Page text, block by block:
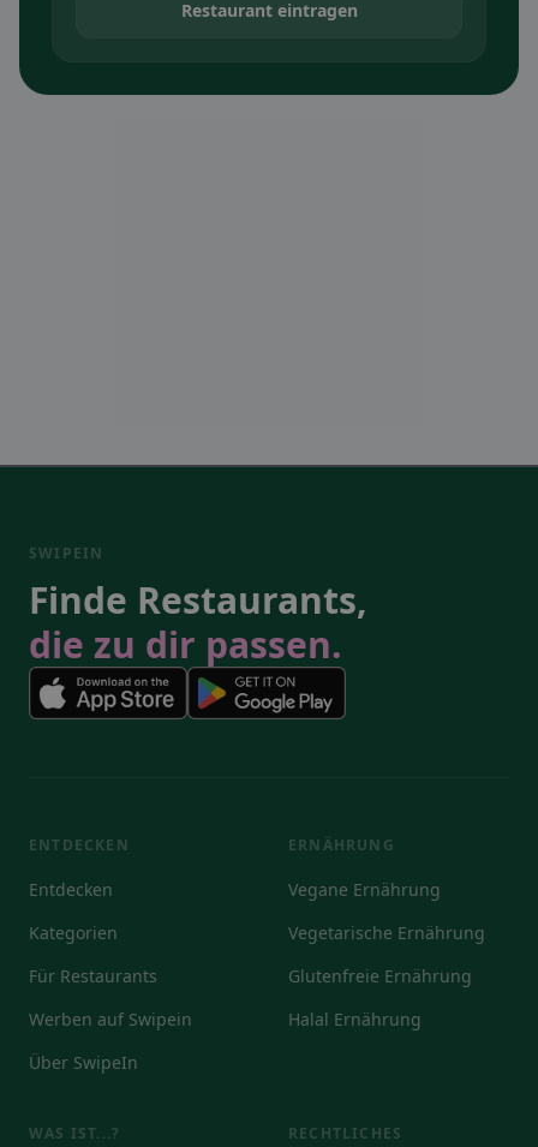
Restaurant eintragen
SWIPEIN
Finde Restaurants,
die zu dir passen.
ENTDECKEN
Entdecken
Kategorien
Für Restaurants
Werben auf Swipein
Über SwipeIn
ERNÄHRUNG
Vegane Ernährung
Vegetarische Ernährung
Glutenfreie Ernährung
Halal Ernährung
WAS IST...? RECHTLICHES